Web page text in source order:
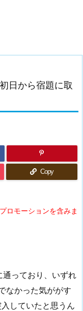
日から宿題に取
Copy
ロモーションを含みま
通っており、いずれ
なかった気ががす
していたと思うん